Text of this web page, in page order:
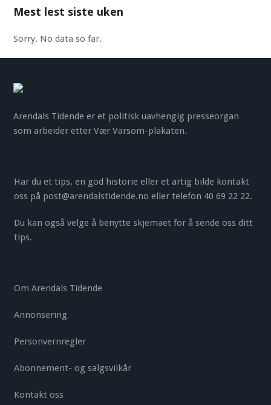
Mest lest siste uken
Sorry. No data so far.
Arendals Tidende er et politisk uavhengig presseorgan
som arbeider etter Vær Varsom-plakaten.
Har du et tips, en god historie eller et artig bilde kontakt
oss på post@arendalstidende.no eller telefon 40 69 22 22.
Du kan også velge å benytte skjemaet for å sende oss ditt
tips.
Om Arendals Tidende
Annonsering
Personvernregler
Abonnement- og salgsvilkår
Kontakt oss